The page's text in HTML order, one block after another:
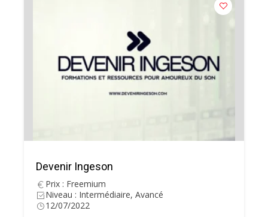
Devenir Ingeson
Prix : Freemium
Niveau : Intermédiaire, Avancé
12/07/2022